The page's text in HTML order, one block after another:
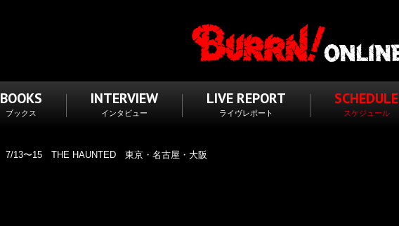
BOOKS
ブックス
INTERVIEW
インタビュー
LIVE REPORT
ライヴレポート
SCHEDULE
スケジュール
7/13〜15 THE HAUNTED 東京・名古屋・大阪